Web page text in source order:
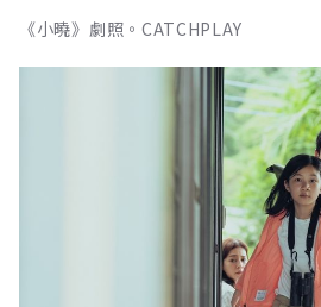
《小曉》劇照。CATCHPLAY